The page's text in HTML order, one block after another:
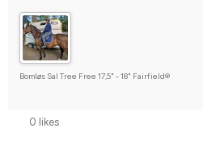
Bomløs Sal Tree Free 17,5" - 18" Fairfield®
0 likes